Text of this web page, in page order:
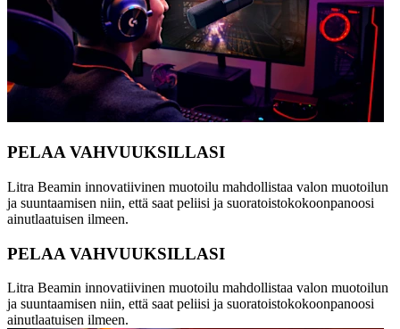
PELAA VAHVUUKSILLASI
Litra Beamin innovatiivinen muotoilu mahdollistaa valon muotoilun
ja suuntaamisen niin, että saat peliisi ja suoratoistokokoonpanoosi
ainutlaatuisen ilmeen.
PELAA VAHVUUKSILLASI
Litra Beamin innovatiivinen muotoilu mahdollistaa valon muotoilun
ja suuntaamisen niin, että saat peliisi ja suoratoistokokoonpanoosi
ainutlaatuisen ilmeen.